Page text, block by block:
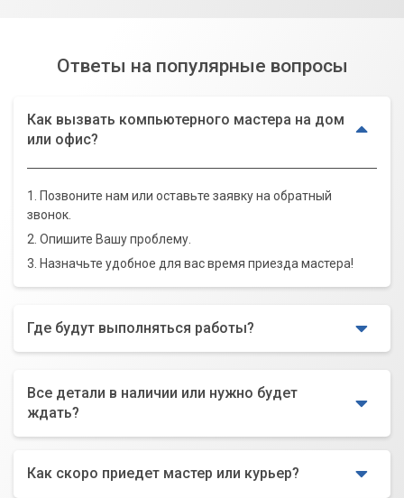
Ответы на популярные вопросы
Как вызвать компьютерного мастера на дом
или офис?
1. Позвоните нам или оставьте заявку на обратный
звонок.
2. Опишите Вашу проблему.
3. Назначьте удобное для вас время приезда мастера!
Где будут выполняться работы?
Все детали в наличии или нужно будет
ждать?
Как скоро приедет мастер или курьер?